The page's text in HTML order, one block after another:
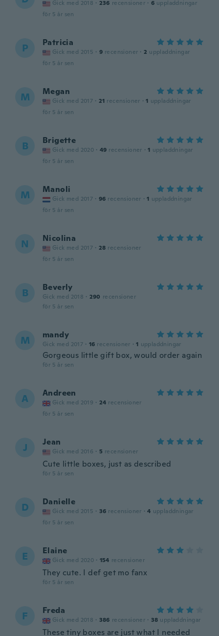
Gick med 2018 · 236 recensioner · 6 uppladdningar
för 5 år sen
P Patricia
Gick med 2015 · 9 recensioner · 2 uppladdningar
för 5 år sen
M Megan
Gick med 2017 · 21 recensioner · 1 uppladdningar
för 5 år sen
B Brigette
Gick med 2020 · 49 recensioner · 1 uppladdningar
för 5 år sen
M Manoli
Gick med 2017 · 96 recensioner · 1 uppladdningar
för 5 år sen
N Nicolina
Gick med 2017 · 28 recensioner
för 5 år sen
B Beverly
Gick med 2018 · 290 recensioner
för 5 år sen
M mandy
Gick med 2017 · 16 recensioner · 1 uppladdningar
Gorgeous little gift box, would order again
för 5 år sen
A Andreen
Gick med 2019 · 24 recensioner
för 5 år sen
J Jean
Gick med 2016 · 5 recensioner
Cute little boxes, just as described
för 5 år sen
D Danielle
Gick med 2015 · 36 recensioner · 4 uppladdningar
för 5 år sen
E Elaine
Gick med 2020 · 154 recensioner
They cute. I def get mo fanx
för 5 år sen
F Freda
Gick med 2018 · 386 recensioner · 38 uppladdningar
These tiny boxes are just what I needed